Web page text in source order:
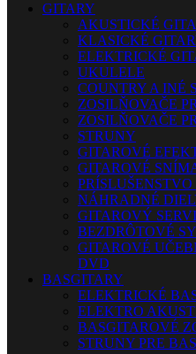
GITARY
AKUSTICKÉ
KLASICKÉ
ELEKTRICKÉ
UKULELE
COUNTRY A INÉ
ZOSILŇOVAČE
ZOSILŇOVAČE
STRUNY
GITAROVÉ
GITAROVÉ
NÁHRADNÉ
GITAROVÝ
BEZDRÔTOVÉ
GITAROVÉ
DVD
BASGITARY
ELEKTRICKÉ
ELEKTRO
BASGITAROVÉ
STRUNY PRE